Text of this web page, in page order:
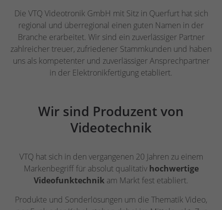
Die VTQ Videotronik GmbH mit Sitz in Querfurt hat sich
regional und überregional einen guten Namen in der
Branche erarbeitet. Wir sind ein zuverlässiger Partner
zahlreicher treuer, zufriedener Stammkunden und haben
uns als kompetenter und zuverlässiger Ansprechpartner
in der Elektronikfertigung etabliert.
Wir sind Produzent von
Videotechnik
VTQ hat sich in den vergangenen 20 Jahren zu einem
Markenbegriff für absolut qualitativ hochwertige
Videofunktechnik am Markt fest etabliert.
Produkte und Sonderlösungen um die Thematik Video,